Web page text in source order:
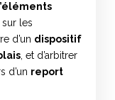
sur les
d’un dispositif
, et d’arbitrer
d’un report